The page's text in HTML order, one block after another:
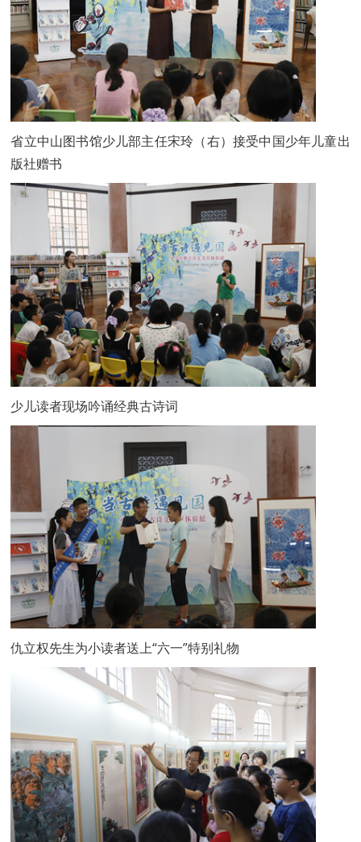
省立中山图书馆少儿部主任宋玲（右）接受中国少年儿童出
版社赠书
少儿读者现场吟诵经典古诗词
仇立权先生为小读者送上“六一”特别礼物